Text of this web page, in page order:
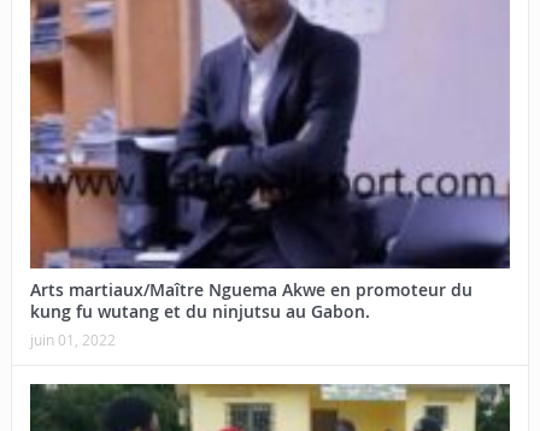
Arts martiaux/Maître Nguema Akwe en promoteur du
kung fu wutang et du ninjutsu au Gabon.
juin 01, 2022